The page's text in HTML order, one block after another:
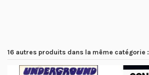
16 autres produits dans la même catégorie :